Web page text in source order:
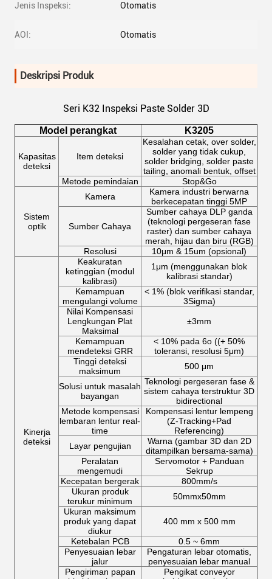
Jenis Inspeksi: Otomatis
AOI: Otomatis
Deskripsi Produk
Seri K32 Inspeksi Paste Solder 3D
Model perangkat K3205
Kapasitas
deteksi
Item deteksi
Kesalahan cetak, over solder,
solder yang tidak cukup,
solder bridging, solder paste
tailing, anomali bentuk, offset
Metode pemindaian
Stop&Go
Sistem
optik
Kamera
Kamera industri berwarna
berkecepatan tinggi 5MP
Sumber Cahaya
Sumber cahaya DLP ganda
(teknologi pergeseran fase
raster) dan sumber cahaya
merah, hijau dan biru (RGB)
Resolusi
10μm & 15um (opsional)
Kinerja
deteksi
Keakuratan
ketinggian (modul
kalibrasi)
1μm (menggunakan blok
kalibrasi standar)
Kemampuan
mengulangi volume
< 1% (blok verifikasi standar,
3Sigma)
Nilai Kompensasi
Lengkungan Plat
Maksimal
±3mm
Kemampuan
mendeteksi GRR
< 10% pada 6o ((+ 50%
toleransi, resolusi 5μm)
Tinggi deteksi
maksimum
500 μm
Solusi untuk masalah
bayangan
Teknologi pergeseran fase &
sistem cahaya terstruktur 3D
bidirectional
Metode kompensasi
lembaran lentur real-
time
Kompensasi lentur lempeng
(Z-Tracking+Pad
Referencing)
Layar pengujian
Warna (gambar 3D dan 2D
ditampilkan bersama-sama)
Peralatan
mengemudi
Servomotor + Panduan
Sekrup
Kecepatan bergerak
800mm/s
Ukuran produk
terukur minimum
50mmx50mm
Ukuran maksimum
produk yang dapat
diukur
400 mm x 500 mm
Ketebalan PCB
0.5 ~ 6mm
Penyesuaian lebar
jalur
Pengaturan lebar otomatis,
penyesuaian lebar manual
Pengiriman papan
Pengikat conveyor